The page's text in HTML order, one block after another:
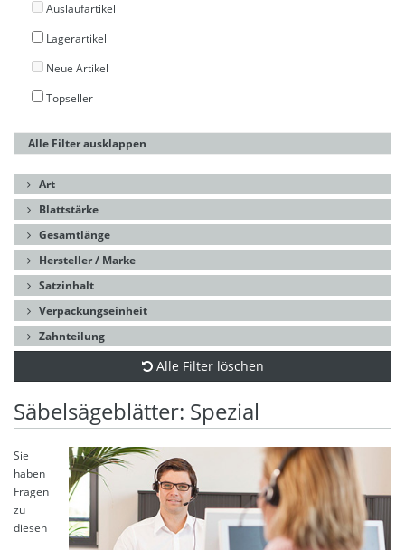
Auslaufartikel
Lagerartikel
Neue Artikel
Topseller
Alle Filter ausklappen
Art
Blattstärke
Gesamtlänge
Hersteller / Marke
Satzinhalt
Verpackungseinheit
Zahnteilung
Alle Filter löschen
Säbelsägeblätter: Spezial
Sie
haben
Fragen
zu
diesen